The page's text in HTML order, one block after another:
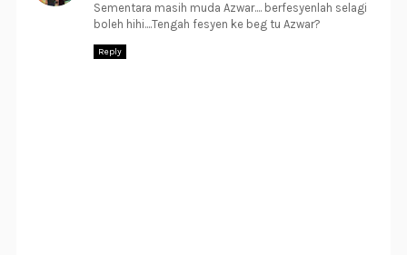
Sementara masih muda Azwar.... berfesyenlah selagi
boleh hihi....Tengah fesyen ke beg tu Azwar?
Reply